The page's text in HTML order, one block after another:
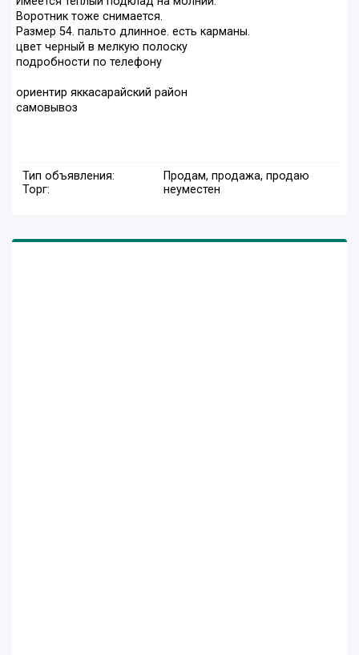
Воротник тоже снимается.
Размер 54. пальто длинное. есть карманы.
цвет черный в мелкую полоску
подробности по телефону
ориентир яккасарайский район
самовывоз
Тип объявления:
Продам, продажа, продаю
Торг:
неуместен